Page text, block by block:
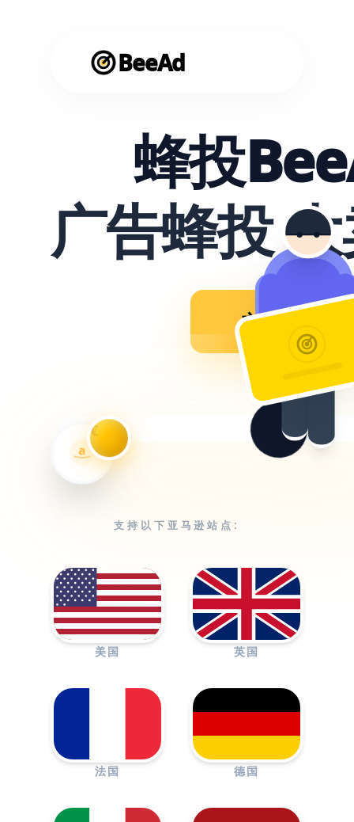
BeeAd
蜂投
广告蜂投
立即使用
a
€
支持以下亚马逊站点:
美国 英国
法国 德国